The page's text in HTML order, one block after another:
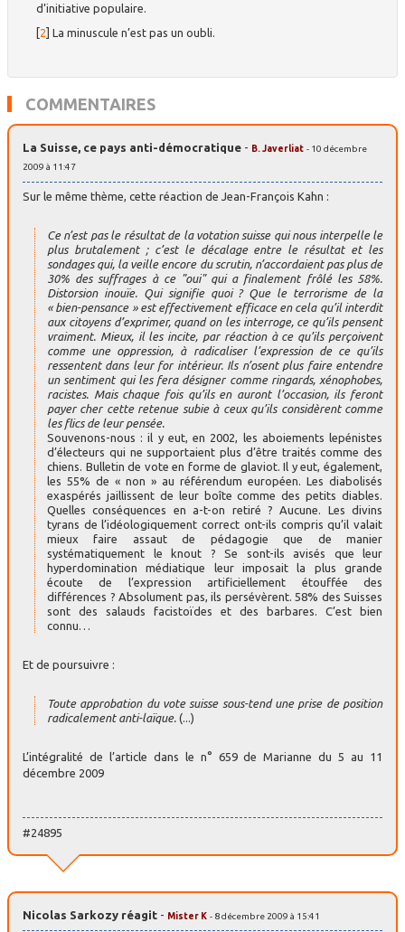
d’initiative populaire.
[2]La minuscule n’est pas un oubli.
COMMENTAIRES
La Suisse, ce pays anti-démocratique - B. Javerliat - 10 décembre
2009 à 11:47
Sur le même thème, cette réaction de Jean-François Kahn :
Ce n’est pas le résultat de la votation suisse qui nous interpelle le
plus brutalement ; c’est le décalage entre le résultat et les
sondages qui, la veille encore du scrutin, n’accordaient pas plus de
30% des suffrages à ce "oui" qui a finalement frôlé les 58%.
Distorsion inouïe. Qui signifie quoi ? Que le terrorisme de la
« bien-pensance » est effectivement efficace en cela qu’il interdit
aux citoyens d’exprimer, quand on les interroge, ce qu’ils pensent
vraiment. Mieux, il les incite, par réaction à ce qu’ils perçoivent
comme une oppression, à radicaliser l’expression de ce qu’ils
ressentent dans leur for intérieur. Ils n’osent plus faire entendre
un sentiment qui les fera désigner comme ringards, xénophobes,
racistes. Mais chaque fois qu’ils en auront l’occasion, ils feront
payer cher cette retenue subie à ceux qu’ils considèrent comme
les flics de leur pensée.
Souvenons-nous : il y eut, en 2002, les aboiements lepénistes
d’électeurs qui ne supportaient plus d’être traités comme des
chiens. Bulletin de vote en forme de glaviot. Il y eut, également,
les 55% de « non » au référendum européen. Les diabolisés
exaspérés jaillissent de leur boîte comme des petits diables.
Quelles conséquences en a-t-on retiré ? Aucune. Les divins
tyrans de l’idéologiquement correct ont-ils compris qu’il valait
mieux faire assaut de pédagogie que de manier
systématiquement le knout ? Se sont-ils avisés que leur
hyperdomination médiatique leur imposait la plus grande
écoute de l’expression artificiellement étouffée des
différences ? Absolument pas, ils persévèrent. 58% des Suisses
sont des salauds facistoïdes et des barbares. C’est bien
connu…
Et de poursuivre :
Toute approbation du vote suisse sous-tend une prise de position
radicalement anti-laïque. (...)
L’intégralité de l’article dans le n° 659 de Marianne du 5 au 11
décembre 2009
#24895
Nicolas Sarkozy réagit - Mister K - 8 décembre 2009 à 15:41